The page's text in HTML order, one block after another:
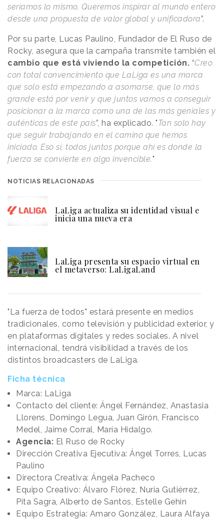
seríamos lo mismo. Queremos inspirar al mundo entero
desde una propuesta de valor global y unificadora”.
Por su parte, Lucas Paulino, Fundador de El Ruso de
Rocky, asegura que la campaña transmite también el
cambio que está viviendo la competición. “Creo
con total convencimiento que LaLiga es una marca
que solo está empezando a asomarse, que lo más
grande está por venir y que juntos vamos a conseguir
posicionar a la marca como una de las más geniales y
auténticas de este país”, ha explicado. "Tan solo hay
que seguir trabajando en el camino que hemos
iniciado. Eso sí, todos juntos porque ahí es donde la
fuerza se convierte en algo invencible. "
NOTICIAS RELACIONADAS
LaLiga actualiza su identidad visual e
inicia una nueva era
LaLiga presenta su espacio virtual en
el metaverso: LaLigaLand
"La fuerza de todos" estará presente en medios
tradicionales, como televisión y publicidad exterior, y
en plataformas digitales y redes sociales. A nivel
internacional, tendrá visibilidad a través de los
distintos broadcasters de LaLiga.
Ficha técnica
Marca: LaLiga
Contacto del cliente: Ángel Fernández, Anastasia
Llorens, Domingo Legua, Juan Girón, Francisco
Medel, Jaime Corral, María Hidalgo.
Agencia: El Ruso de Rocky
Dirección Creativa Ejecutiva: Ángel Torres, Lucas
Paulino
Directora Creativa: Ángela Pacheco
Equipo Creativo: Álvaro Flórez, Nuria Gutiérrez,
Pita Sagra, Alberto de Santos, Estelle Gehin
Equipo Estrategia: Amaro González, Laura Alfaya